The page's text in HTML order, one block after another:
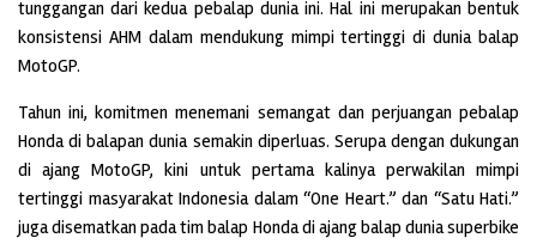
tunggangan dari kedua pebalap dunia ini. Hal ini merupakan bentuk
konsistensi AHM dalam mendukung mimpi tertinggi di dunia balap
MotoGP.
Tahun ini, komitmen menemani semangat dan perjuangan pebalap
Honda di balapan dunia semakin diperluas. Serupa dengan dukungan
di ajang MotoGP, kini untuk pertama kalinya perwakilan mimpi
tertinggi masyarakat Indonesia dalam “One Heart.” dan “Satu Hati.”
juga disematkan pada tim balap Honda di ajang balap dunia superbike